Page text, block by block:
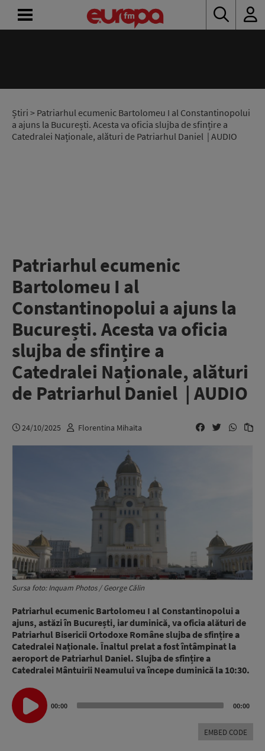
Știri > Patriarhul ecumenic Bartolomeu I al Constantinopolui
a ajuns la București. Acesta va oficia slujba de sfințire a
Catedralei Naționale, alături de Patriarhul Daniel | AUDIO
Patriarhul ecumenic
Bartolomeu I al
Constantinopolui a ajuns la
București. Acesta va oficia
slujba de sfințire a
Catedralei Naționale, alături
de Patriarhul Daniel | AUDIO
24/10/2025 Florentina Mihaita
Sursa foto: Inquam Photos / George Călin
Patriarhul ecumenic Bartolomeu I al Constantinopolui a
ajuns, astăzi în București, iar duminică, va oficia alături de
Patriarhul Bisericii Ortodoxe Române slujba de sfințire a
Catedralei Naționale. Înaltul prelat a fost întâmpinat la
aeroport de Patriarhul Daniel. Slujba de sfințire a
Catedralei Mântuirii Neamului va începe duminică la 10:30.
Audio
Player
00:00 00:00
EMBED CODE
RADIO
CONCURSURI